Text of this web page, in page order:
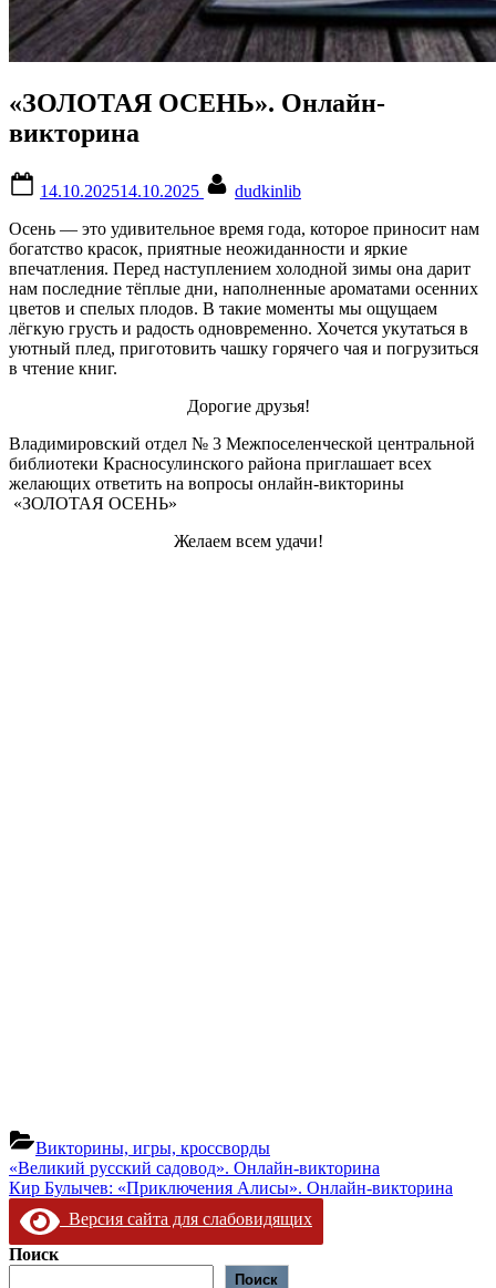
«ЗОЛОТАЯ ОСЕНЬ». Онлайн-
викторина
on
14.10.202514.10.2025
dudkinlib
Осень — это удивительное время года, которое приносит нам
богатство красок, приятные неожиданности и яркие
впечатления. Перед наступлением холодной зимы она дарит
нам последние тёплые дни, наполненные ароматами осенних
цветов и спелых плодов. В такие моменты мы ощущаем
лёгкую грусть и радость одновременно. Хочется укутаться в
уютный плед, приготовить чашку горячего чая и погрузиться
в чтение книг.
Дорогие друзья!
Владимировский отдел № 3 Межпоселенческой центральной
библиотеки Красносулинского района приглашает всех
желающих ответить на вопросы онлайн-викторины
«ЗОЛОТАЯ ОСЕНЬ»
Желаем всем удачи!
Викторины, игры, кроссворды
Навигация
по
записям
Предыдущая
запись:
«Великий русский садовод». Онлайн-викторина
Следующая
запись:
Кир Булычев: «Приключения Алисы». Онлайн-викторина
Версия сайта для слабовидящих
Поиск
Поиск